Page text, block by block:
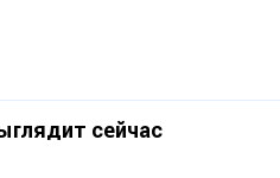
сейчас